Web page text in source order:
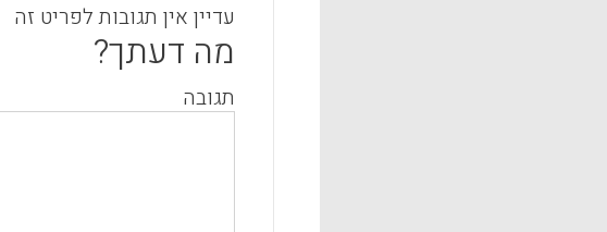
עדיין אין תגובות לפריט זה
מה דעתך?
תגובה